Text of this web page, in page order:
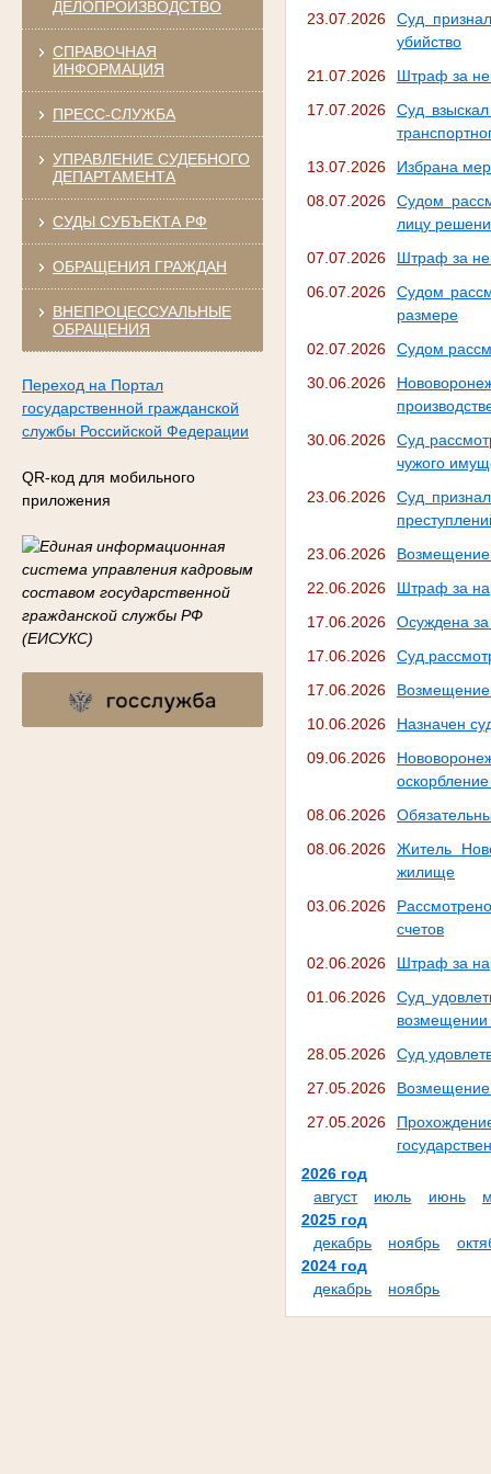
ДЕЛОПРОИЗВОДСТВО
СПРАВОЧНАЯ
ИНФОРМАЦИЯ
ПРЕСС-СЛУЖБА
УПРАВЛЕНИЕ СУДЕБНОГО
ДЕПАРТАМЕНТА
СУДЫ СУБЪЕКТА РФ
ОБРАЩЕНИЯ ГРАЖДАН
ВНЕПРОЦЕССУАЛЬНЫЕ
ОБРАЩЕНИЯ
Переход на Портал
государственной гражданской
службы Российской Федерации
QR-код для мобильного
приложения
23.07.2026
Суд
убийство
21.07.2026
Штраф за
17.07.2026
Суд
13.07.2026
Избрана
08.07.2026
Судом
лицу
07.07.2026
Штраф за
06.07.2026
Судом
размере
02.07.2026
Судом
30.06.2026
30.06.2026
Суд
чужого
23.06.2026
Суд
23.06.2026
Возмещение
22.06.2026
Штраф за
17.06.2026
Осуждена
17.06.2026
Суд
17.06.2026
Возмещение
10.06.2026
Назначен
09.06.2026
08.06.2026
08.06.2026
Житель
жилище
03.06.2026
счетов
02.06.2026
Штраф за
01.06.2026
Суд
возмещении
28.05.2026
Суд
27.05.2026
Возмещение
27.05.2026
2026 год
август
июль июнь
2025 год
декабрь
ноябрь
2024 год
декабрь
ноябрь